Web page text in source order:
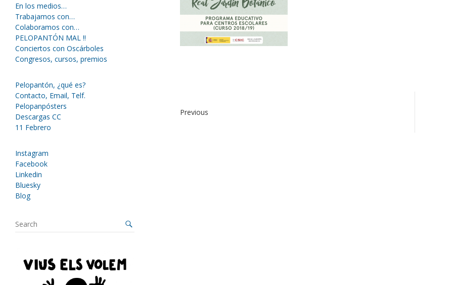
Previous
En los medios…
Trabajamos con…
Colaboramos con…
PELOPANTÓN MAL !!
Conciertos con Oscárboles
Congresos, cursos, premios
Pelopantón, ¿qué es?
Contacto, Email, Telf.
Pelopanpósters
Descargas CC
11 Febrero
Instagram
Facebook
Linkedin
Bluesky
Blog
S
e